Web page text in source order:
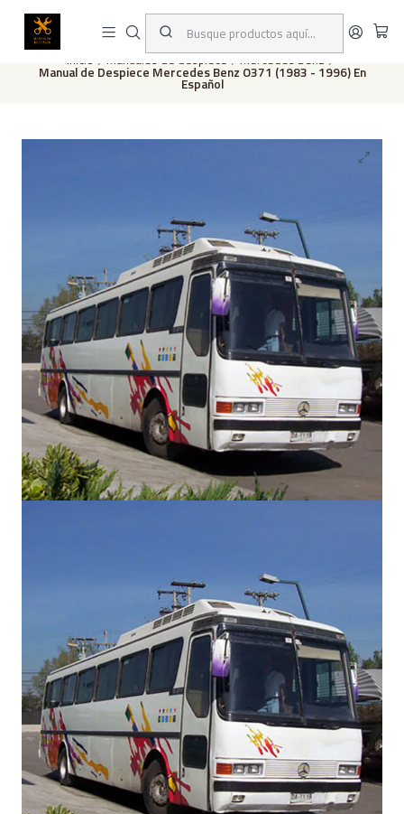
Este es el texto del slide
Inicio Manuales de despiece Mercedes Benz
Manual de Despiece Mercedes Benz O371 (1983 - 1996) En
Español